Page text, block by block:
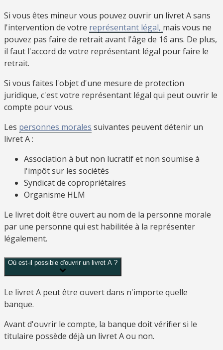
Si vous êtes mineur vous pouvez ouvrir un livret A sans
l'intervention de votre représentant légal, mais vous ne
pouvez pas faire de retrait avant l'âge de 16 ans. De plus,
il faut l'accord de votre représentant légal pour faire le
retrait.
Si vous faites l'objet d'une mesure de protection
juridique, c'est votre représentant légal qui peut ouvrir le
compte pour vous.
Les personnes morales suivantes peuvent détenir un
livret A :
Association à but non lucratif et non soumise à
l'impôt sur les sociétés
Syndicat de copropriétaires
Organisme HLM
Le livret doit être ouvert au nom de la personne morale
par une personne qui est habilitée à la représenter
légalement.
Où est-il possible d'ouvrir un livret A ?
Le livret A peut être ouvert dans n'importe quelle
banque.
Avant d'ouvrir le compte, la banque doit vérifier si le
titulaire possède déjà un livret A ou non.